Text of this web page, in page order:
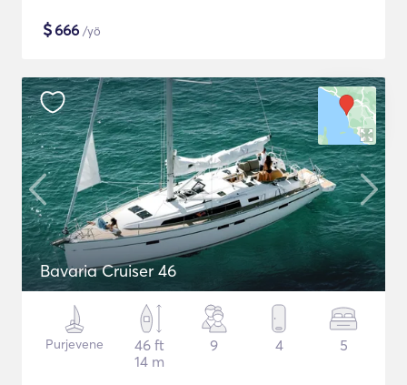
$666 /yö
Bavaria Cruiser 46
Purjevene
46 ft
14 m
9 4 5